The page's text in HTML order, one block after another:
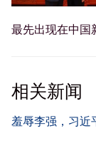
最先出现在中国
相关新闻
羞辱李强，习近